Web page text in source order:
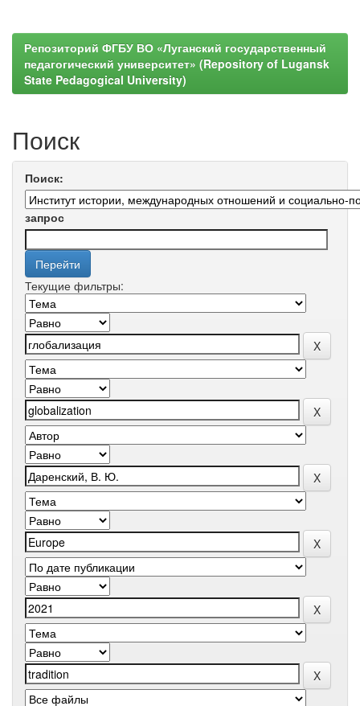
Репозиторий ФГБУ ВО «Луганский государственный
педагогический университет» (Repository of Lugansk
State Pedagogical University)
Поиск
Поиск:
запрос
Текущие фильтры: